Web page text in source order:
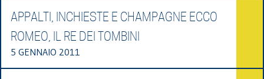
APPALTI, INCHIESTE E CHAMPAGNE ECCO
ROMEO, IL RE DEI TOMBINI
5 GENNAIO 2011